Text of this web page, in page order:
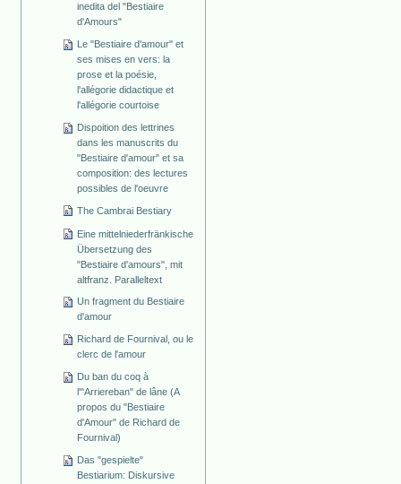
inedita del "Bestiaire
d'Amours"
Le "Bestiaire d'amour" et
ses mises en vers: la
prose et la poésie,
l'allégorie didactique et
l'allégorie courtoise
Dispoition des lettrines
dans les manuscrits du
"Bestiaire d'amour" et sa
composition: des lectures
possibles de l'oeuvre
The Cambrai Bestiary
Eine mittelniederfränkische
Übersetzung des
"Bestiaire d'amours", mit
altfranz. Paralleltext
Un fragment du Bestiaire
d'amour
Richard de Fournival, ou le
clerc de l'amour
Du ban du coq à
l'"Arriereban" de lâne (A
propos du "Bestiaire
d'Amour" de Richard de
Fournival)
Das "gespielte"
Bestiarium: Diskursive